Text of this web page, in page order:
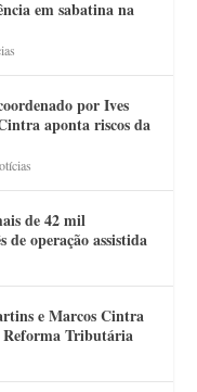
em sabatina na
por Ives
aponta riscos da
de 42 mil
de operação assistida
e Marcos Cintra
Reforma Tributária